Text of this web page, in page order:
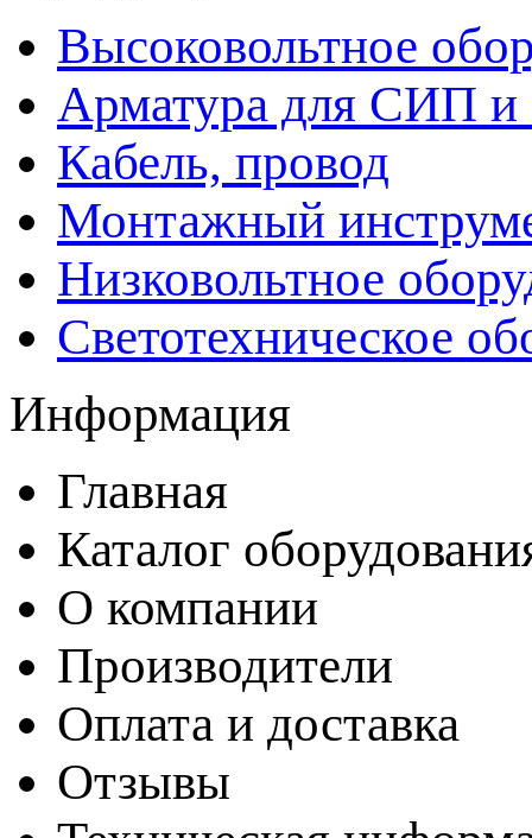
Высоковольтное
Арматура для СИП
Кабель, провод
Монтажный
Низковольтное
Светотехническое
Информация
Главная
Каталог
О компании
Производители
Оплата и доставка
Отзывы